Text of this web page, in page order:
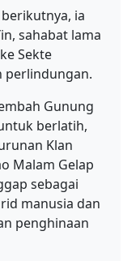
ia
sahabat lama
Sekte
perlindungan.
Gunung
berlatih,
Klan
Malam Gelap
sebagai
manusia dan
penghinaan